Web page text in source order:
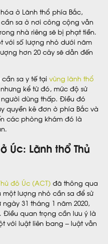
ở Lãnh thổ phía Bắc,
sa ở nơi công cộng vẫn
nhà riêng sẽ bị phạt tiền.
với số lượng nhỏ dưới năm
hơn 20 cây sẽ dẫn đến
sa y tế tại vùng lãnh thổ
kể từ đó, mức độ sử
dùng thấp. Điều đó
quyền kê đơn ở phía Bắc và
các phòng khám đó là
Úc: Lãnh thổ Thủ
đô Úc (ACT) đã thông qua
lượng nhỏ cần sa để sử
31 tháng 1 năm 2020,
Điều quan trọng cần lưu ý là
với luật liên bang – luật vẫn